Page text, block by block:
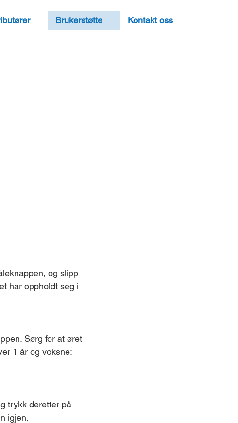
Brukerstøtte Kontakt oss
og slipp
har oppholdt seg i
Sørg for at øret
1 år og voksne:
trykk deretter på
igjen.